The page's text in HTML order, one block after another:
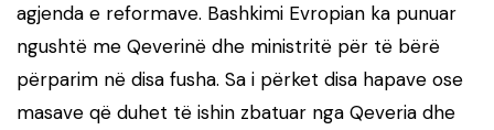
agjenda e reformave. Bashkimi Evropian ka punuar
ngushtë me Qeverinë dhe ministritë për të bërë
përparim në disa fusha. Sa i përket disa hapave ose
masave që duhet të ishin zbatuar nga Qeveria dhe